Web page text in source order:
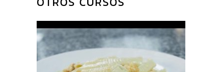
PRODUCTOS
RELACIONADOS